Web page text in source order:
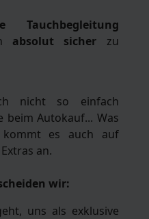
Tauchbegleitung
absolut sicher zu
nicht so einfach
Autokauf... Was
es auch auf
an.
wir:
uns als exklusive